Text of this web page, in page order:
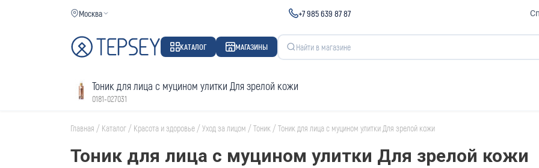
Москва +7 985 639 87 87
КАТАЛОГ МАГАЗИНЫ
Тоник для лица с муцином улитки Для зрелой кожи
0181-027031
Главная / Каталог / Красота и здоровье /Уход за лицом /Тоник /Тоник для лица с муцином улитки Для зрелой кожи
Тоник для лица с муцином улитки Для зрелой кожи